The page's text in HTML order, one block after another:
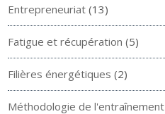
Entrepreneuriat (13)
Fatigue et récupération (5)
Filières énergétiques (2)
Méthodologie de l'entraînement